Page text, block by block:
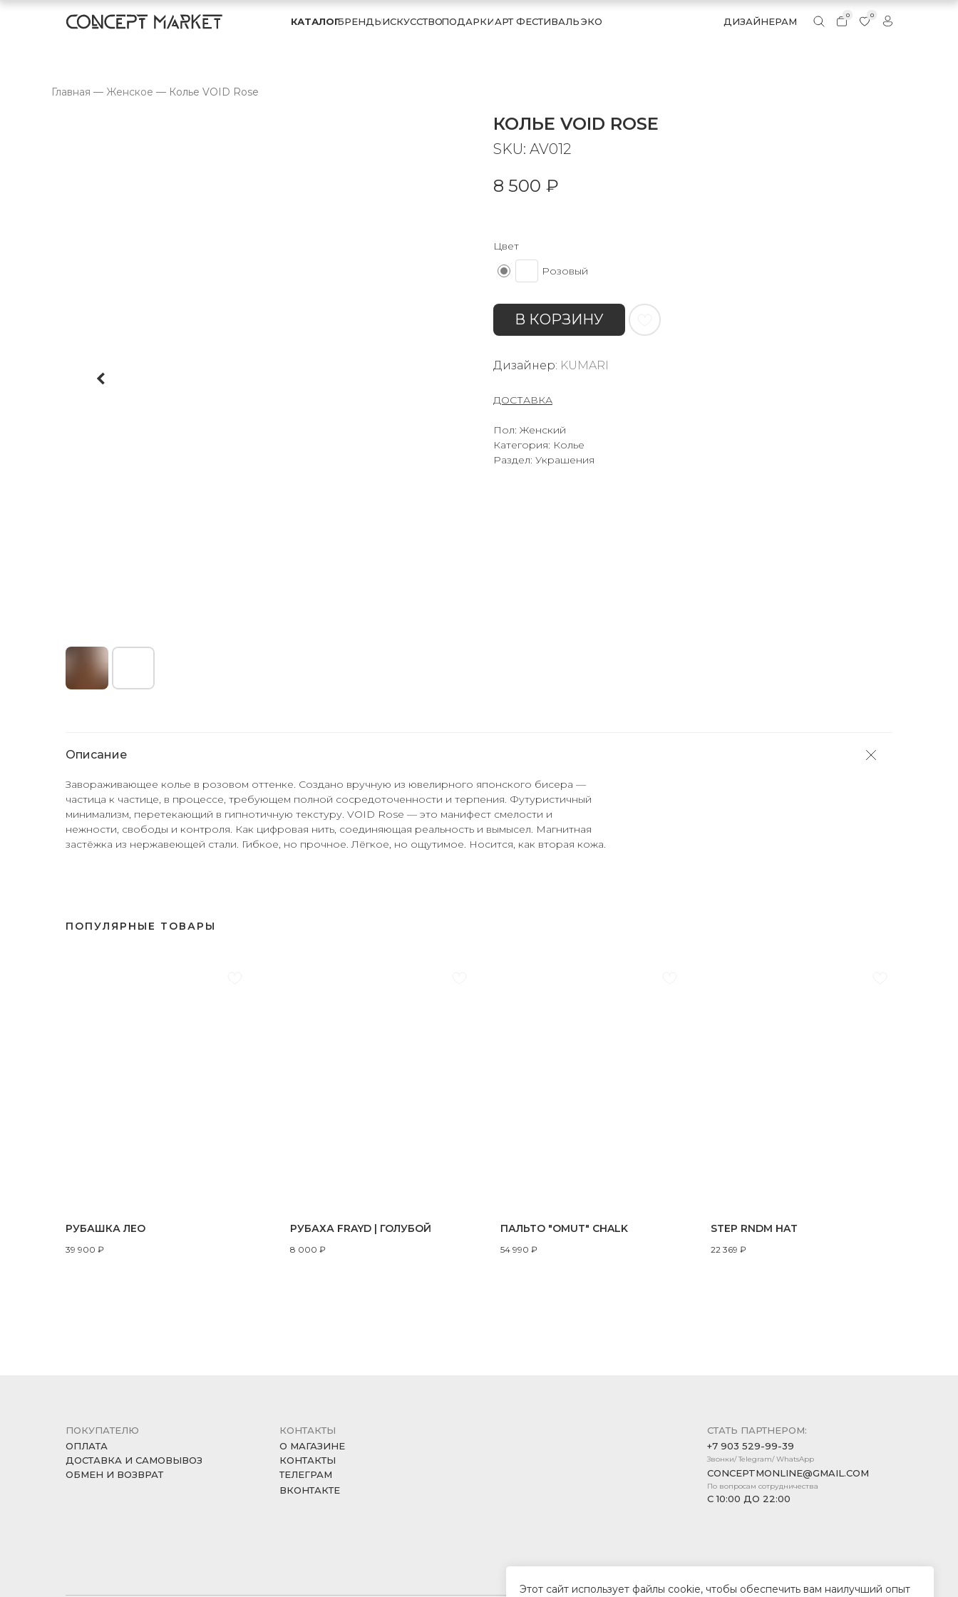
ДИЗАЙНЕРАМ
КАТАЛОГБРЕНДЫИСКУССТВОПОДАРКИАРТ ФЕСТИВАЛЬЭКО
0
0
Главная — Женское — Колье VOID Rose
КОЛЬЕ VOID ROSE
SKU: AV012
8 500 ₽
Цвет
Розовый
В КОРЗИНУ
Дизайнер: KUMARI
ДОСТАВКА
Пол: Женский
Категория: Колье
Раздел: Украшения
Описание
Завораживающее колье в розовом оттенке. Создано вручную из ювелирного японского бисера —
частица к частице, в процессе, требующем полной сосредоточенности и терпения. Футуристичный
минимализм, перетекающий в гипнотичную текстуру. VOID Rose — это манифест смелости и
нежности, свободы и контроля. Как цифровая нить, соединяющая реальность и вымысел. Магнитная
застёжка из нержавеющей стали. Гибкое, но прочное. Лёгкое, но ощутимое. Носится, как вторая кожа.
ПОПУЛЯРНЫЕ ТОВАРЫ
РУБАШКА ЛЕО
39 900 ₽
РУБАХА FRAYD | ГОЛУБОЙ
8 000 ₽
ПАЛЬТО "OMUT" CHALK
54 990 ₽
STEP RNDM HAT
22 369 ₽
СТАТЬ ПАРТНЕРОМ:
+7 903 529-99-39
Звонки/ Telegram/ WhatsApp
CONCEPTMONLINE@GMAIL.COM
По вопросам сотрудничества
С 10:00 ДО 22:00
КОНТАКТЫ
О МАГАЗИНЕ
КОНТАКТЫ
ТЕЛЕГРАМ
ВКОНТАКТЕ
ПОКУПАТЕЛЮ
ОПЛАТА
ДОСТАВКА И САМОВЫВОЗ
ОБМЕН И ВОЗВРАТ
Этот сайт использует файлы cookie, чтобы обеспечить вам наилучший опыт